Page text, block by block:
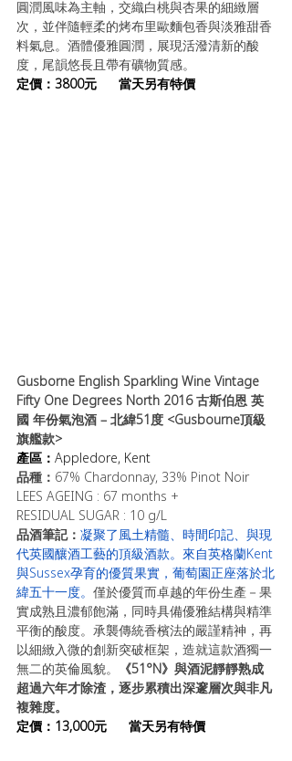
圓潤風味為主軸，交織白桃與杏果的細緻層
次，並伴隨輕柔的烤布里歐麵包香與淡雅甜香
料氣息。酒體優雅圓潤，展現活潑清新的酸
度，尾韻悠長且帶有礦物質感。
定價：3800元 當天另有特價
Gusborne English Sparkling Wine Vintage
Fifty One Degrees North 2016 古斯伯恩 英
國 年份氣泡酒 – 北緯51度 <Gusbourne頂級
旗艦款>
產區： Appledore, Kent
品種： 67% Chardonnay, 33% Pinot Noir
LEES AGEING : 67 months +
RESIDUAL SUGAR : 10 g/L
品酒筆記： 凝聚了風土精髓、時間印記、與現
代英國釀酒工藝的頂級酒款。來自英格蘭Kent
與Sussex孕育的優質果實，葡萄園正座落於北
緯五十一度。 僅於優質而卓越的年份生產－果
實成熟且濃郁飽滿，同時具備優雅結構與精準
平衡的酸度。承襲傳統香檳法的嚴謹精神，再
以細緻入微的創新突破框架，造就這款酒獨一
無二的英倫風貌。
《51°N》與酒泥靜靜熟成
超過六年才除渣，逐步累積出深邃層次與非凡
複雜度。
定價：13,000元 當天另有特價